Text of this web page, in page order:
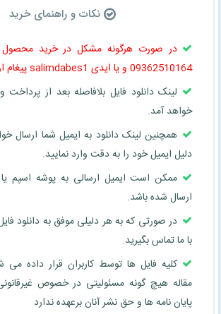
نکات و راهنمای خرید
در صورت هرگونه مشکل در خرید محصول
09362510164 و یا ایدی salimdabes1 پیغام ارسال نمایید.
لینک دانلود فایل بلافاصله بعد از
خواهد آمد.
همچنین لینک دانلود به ایمیل شما ارسال
دلیل ایمیل خود را به دقت وارد نمایید.
ارسال شده باشد.
در صورتی که به هر دلیلی موفق به دانلود
با ما تماس بگیرید.
کلیه فایل ها توسط کاربران قرار داده
مقاله هیچ گونه مسئولیتی در خصوص
پایان نامه ها و حق نشر آنان برعهده ندارد